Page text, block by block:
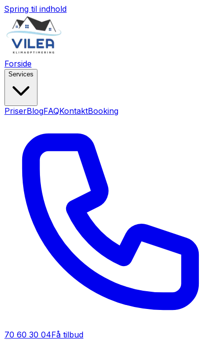
Spring til indhold
Forside
Services
PriserBlogFAQKontaktBooking
70 60 30 04Få tilbud